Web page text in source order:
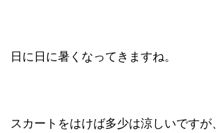
日に日に暑くなってきますね。
スカートをはけば多少は涼しいですが、